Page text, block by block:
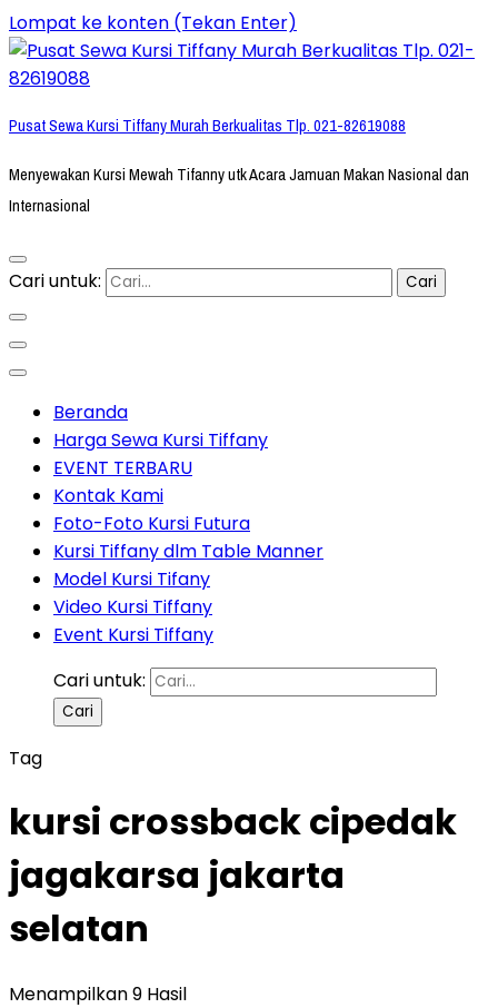
Lompat ke konten (Tekan Enter)
Pusat Sewa Kursi Tiffany Murah Berkualitas Tlp. 021-82619088
Menyewakan Kursi Mewah Tifanny utk Acara Jamuan Makan Nasional dan
Internasional
Cari untuk:
Beranda
Harga Sewa Kursi Tiffany
EVENT TERBARU
Kontak Kami
Foto-Foto Kursi Futura
Kursi Tiffany dlm Table Manner
Model Kursi Tifany
Video Kursi Tiffany
Event Kursi Tiffany
Cari untuk:
Tag
kursi crossback cipedak
jagakarsa jakarta
selatan
Menampilkan 9 Hasil